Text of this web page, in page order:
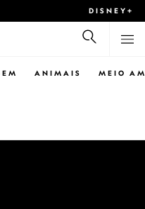
DISNEY+
ANIMAIS MEIO